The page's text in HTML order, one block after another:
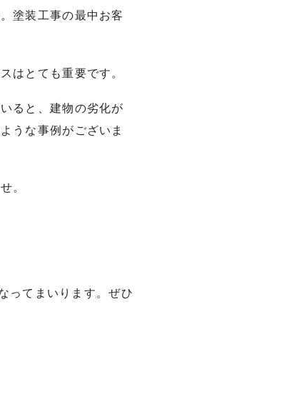
塗装工事の最中お客
はとても重要です。
ると、建物の劣化が
うな事例がございま
。
ってまいります。ぜひ